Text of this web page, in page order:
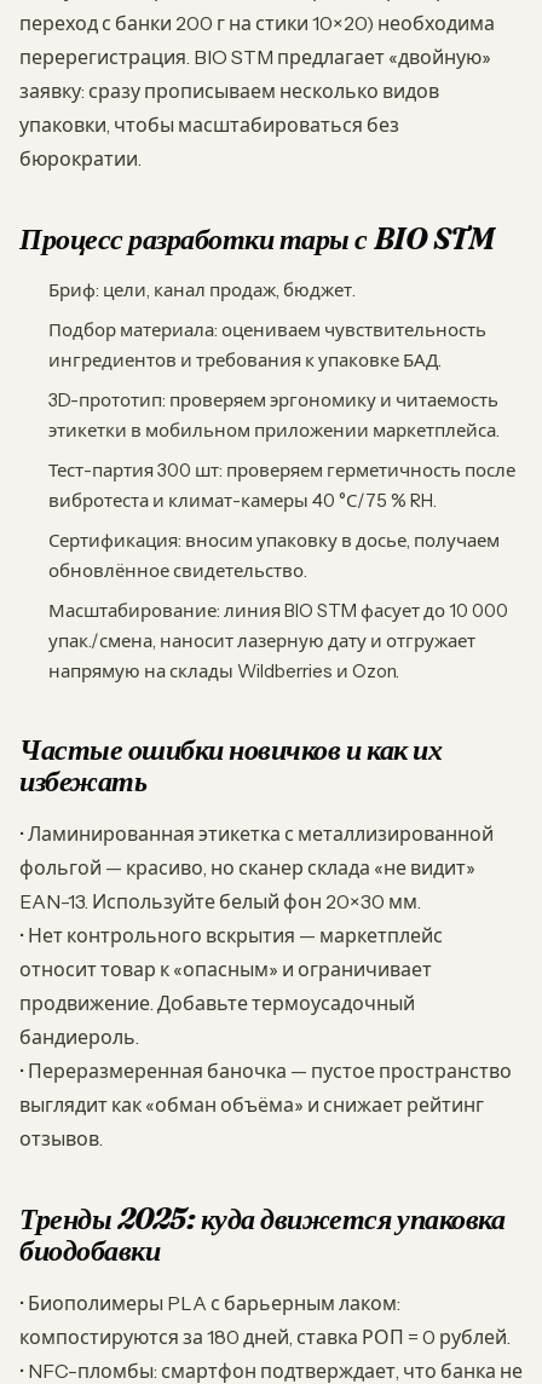
переход с банки 200 г на стики 10×20) необходима
перерегистрация. BIO STM предлагает «двойную»
заявку: сразу прописываем несколько видов
упаковки, чтобы масштабироваться без
бюрократии.
Процесс разработки тары с BIO STM
Бриф: цели, канал продаж, бюджет.
Подбор материала: оцениваем чувствительность
ингредиентов и требования к упаковке БАД.
3D-прототип: проверяем эргономику и читаемость
этикетки в мобильном приложении маркетплейса.
Тест-партия 300 шт: проверяем герметичность после
вибротеста и климат-камеры 40 °С/75 % RH.
Сертификация: вносим упаковку в досье, получаем
обновлённое свидетельство.
Масштабирование: линия BIO STM фасует до 10 000
упак./смена, наносит лазерную дату и отгружает
напрямую на склады Wildberries и Ozon.
Частые ошибки новичков и как их
избежать
• Ламинированная этикетка с металлизированной
фольгой — красиво, но сканер склада «не видит»
EAN-13. Используйте белый фон 20×30 мм.
• Нет контрольного вскрытия — маркетплейс
относит товар к «опасным» и ограничивает
продвижение. Добавьте термоусадочный
бандиероль.
• Переразмеренная баночка — пустое пространство
выглядит как «обман объёма» и снижает рейтинг
отзывов.
Тренды 2025: куда движется упаковка
биодобавки
• Биополимеры PLA с барьерным лаком:
компостируются за 180 дней, ставка РОП = 0 рублей.
• NFC-пломбы: смартфон подтверждает, что банка не